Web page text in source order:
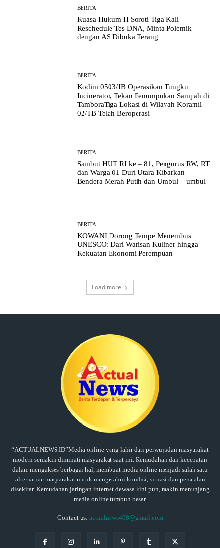
BERITA
Kuasa Hukum H Soroti Tiga Kali
Reschedule Tes DNA, Minta Polemik
dengan AS Dibuka Terang
BERITA
Kodim 0503/JB Operasikan Tungku
Incinerator, Tekan Penumpukan Sampah di
TamboraTiga Lokasi di Wilayah Koramil
02/TB Telah Beroperasi
BERITA
Sambut HUT RI ke – 81, Pengurus RW, RT
dan Warga 01 Duri Utara Kibarkan
Bendera Merah Putih dan Umbul – umbul
BERITA
KOWANI Dorong Tempe Menembus
UNESCO: Dari Warisan Kuliner hingga
Kekuatan Ekonomi Perempuan
Load more
“ACTUALNEWS.ID”Media online yang lahir dari perwujudan masyarakat
modern semakin diminati masyarakat saat ini. Kemudahan dan kecepatan
dalam mengakses berbagai hal, membuat media online menjadi salah satu
alternative masyarakat untuk mengetahui kondisi, situasi dan persoalan
disekitar. Kemudahan jaringan internet dewasa kini pun, makin menunjang
media online tumbuh besar.
Contact us: actualnews408@gmail.com